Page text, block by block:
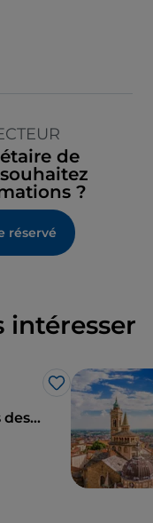
de
?
réservé
intéresser
J’aime
des